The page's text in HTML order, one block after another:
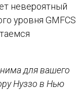
невероятный
уровня GMFCS
для вашего
Нуззо в Нью